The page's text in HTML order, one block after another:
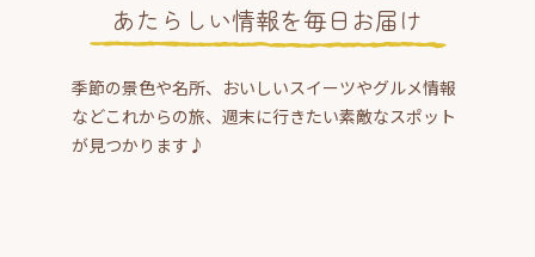
あたらしい情報を毎日お届け
季節の景色や名所、おいしいスイーツやグルメ情報
などこれからの旅、週末に行きたい素敵なスポット
が見つかります♪